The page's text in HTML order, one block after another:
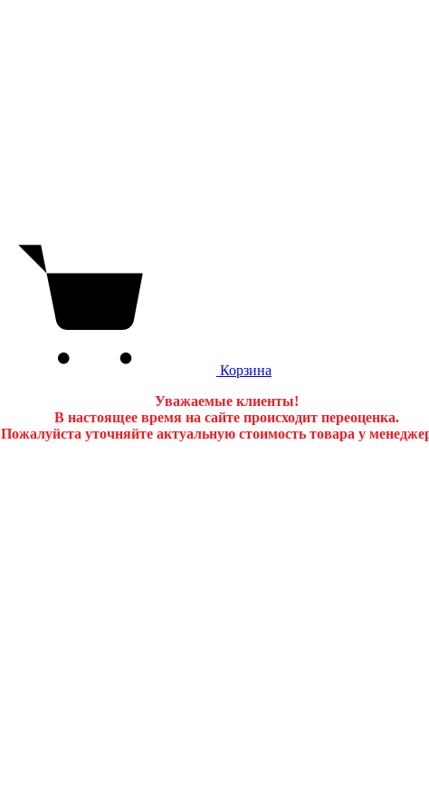
Корзина
Уважаемые клиенты!
В настоящее время на сайте происходит переоценка.
Пожалуйста уточняйте актуальную стоимость товара у